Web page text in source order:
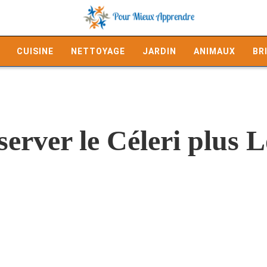
CUISINE NETTOYAGE JARDIN ANIMAUX
le Céleri plus